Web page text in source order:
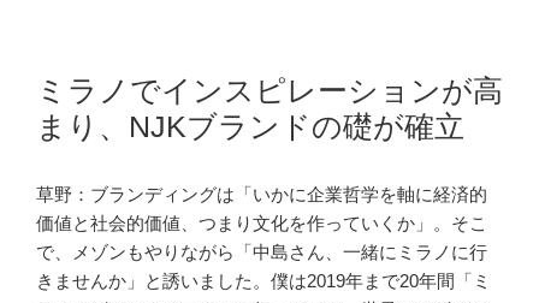
ミラノでインスピレーションが高
まり、NJKブランドの礎が確立
草野：ブランディングは「いかに企業哲学を軸に経済的
価値と社会的価値、つまり文化を作っていくか」。そこ
で、メゾンもやりながら「中島さん、一緒にミラノに行
きませんか」と誘いました。僕は2019年まで20年間「ミ